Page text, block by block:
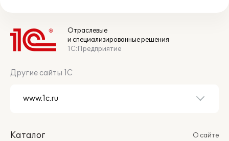
Отраслевые
и специализированные решения
1С:Предприятие
Другие сайты 1С
Каталог
О сайте